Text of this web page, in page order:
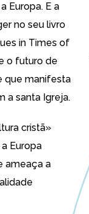
Europa. E a
no seu livro
in Times of
o futuro de
que manifesta
a santa Igreja.
cristã»
Europa
ameaça a